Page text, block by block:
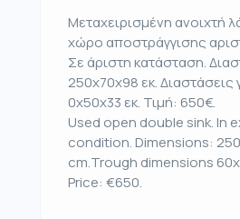
Μεταχειρισμένη ανοιχτή
χώρο αποστράγγισης
Σε άριστη κατάσταση.
250x70x98 εκ. Διαστάσεις
0x50x33 εκ. Τιμή: 650€.
Used open double sink. In
condition. Dimensions:
cm.Trough dimensions
Price: €650.